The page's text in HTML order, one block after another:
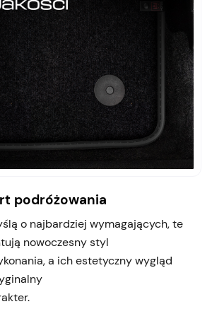
podróżowania
o najbardziej wymagających, te
nowoczesny styl
a ich estetyczny wygląd